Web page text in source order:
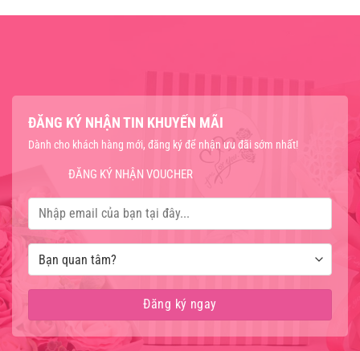
ĐĂNG KÝ NHẬN TIN KHUYẾN MÃI
Dành cho khách hàng mới, đăng ký để nhận ưu đãi sớm nhất!
ĐĂNG KÝ NHẬN VOUCHER